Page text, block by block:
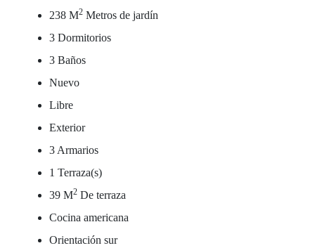
238 M2 Metros de jardín
3 Dormitorios
3 Baños
Nuevo
Libre
Exterior
3 Armarios
1 Terraza(s)
39 M2 De terraza
Cocina americana
Orientación sur